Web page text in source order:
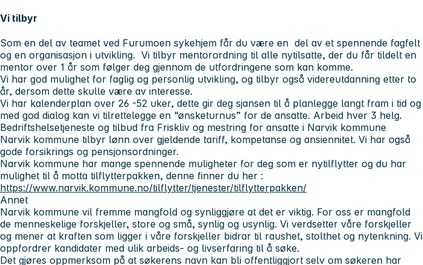
Vi tilbyr
Som en del av teamet ved Furumoen sykehjem får du være en del av et spennende fagfelt
og en organisasjon i utvikling. Vi tilbyr mentorordning til alle nytilsatte, der du får tildelt en
mentor over 1 år som følger deg gjennom de utfordringene som kan komme.
Vi har god mulighet for faglig og personlig utvikling, og tilbyr også videreutdanning etter to
år, dersom dette skulle være av interesse.
Vi har kalenderplan over 26 -52 uker, dette gir deg sjansen til å planlegge langt fram i tid og
med god dialog kan vi tilrettelegge en “ønsketurnus” for de ansatte. Arbeid hver 3 helg.
Bedriftshelsetjeneste og tilbud fra Friskliv og mestring for ansatte i Narvik kommune
Narvik kommune tilbyr lønn over gjeldende tariff, kompetanse og ansiennitet. Vi har også
gode forsikrings og pensjonsordninger.
Narvik kommune har mange spennende muligheter for deg som er nytilflytter og du har
mulighet til å motta tilflytterpakken, denne finner du her :
https://www.narvik.kommune.no/tilflytter/tjenester/tilflytterpakken/
Annet
Narvik kommune vil fremme mangfold og synliggjøre at det er viktig. For oss er mangfold
de menneskelige forskjeller, store og små, synlig og usynlig. Vi verdsetter våre forskjeller
og mener at kraften som ligger i våre forskjeller bidrar til raushet, stolthet og nytenkning. Vi
oppfordrer kandidater med ulik arbeids- og livserfaring til å søke.
Det gjøres oppmerksom på at søkerens navn kan bli offentliggjort selv om søkeren har